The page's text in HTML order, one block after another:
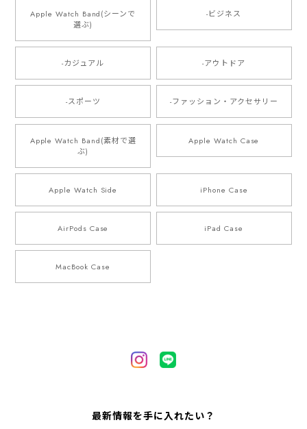
Apple Watch Band(シーンで
選ぶ)
-ビジネス
-カジュアル -アウトドア
-スポーツ -ファッション・アクセサリー
Apple Watch Band(素材で選
ぶ)
Apple Watch Case
Apple Watch Side iPhone Case
AirPods Case iPad Case
MacBook Case
最新情報を手に入れたい？